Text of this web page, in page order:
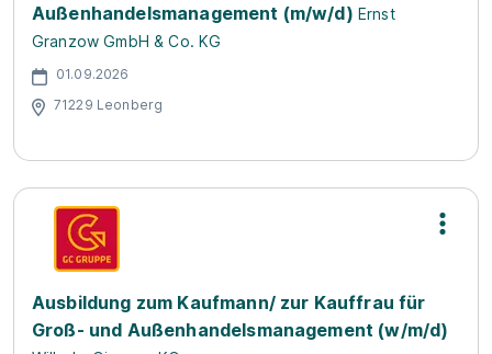
Außenhandelsmanagement (m/w/d) Ernst
Granzow GmbH & Co. KG
01.09.2026
71229 Leonberg
Ausbildung zum Kaufmann/ zur Kauffrau für
Groß- und Außenhandelsmanagement (w/m/d)